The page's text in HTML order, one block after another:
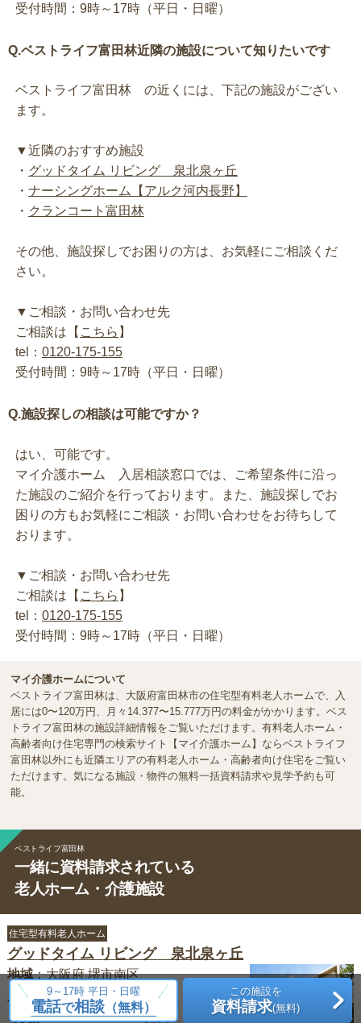
受付時間：9時～17時（平日・日曜）
Q.ベストライフ富田林近隣の施設について知りたいです
ベストライフ富田林 の近くには、下記の施設がござい
ます。
▼近隣のおすすめ施設
・ グッドタイム リビング 泉北泉ヶ丘
・ ナーシングホーム【アルク河内長野】
・ クランコート富田林
その他、施設探しでお困りの方は、お気軽にご相談くだ
さい。
▼ご相談・お問い合わせ先
ご相談は【 こちら 】
tel： 0120-175-155
受付時間：9時～17時（平日・日曜）
Q.施設探しの相談は可能ですか？
はい、可能です。
マイ介護ホーム 入居相談窓口では、ご希望条件に沿っ
た施設のご紹介を行っております。また、施設探しでお
困りの方もお気軽にご相談・お問い合わせをお待ちして
おります。
▼ご相談・お問い合わせ先
ご相談は【 こちら 】
tel： 0120-175-155
受付時間：9時～17時（平日・日曜）
マイ介護ホームについて
ベストライフ富田林は、大阪府富田林市の住宅型有料老人ホームで、入
居には0〜120万円、月々14.377〜15.777万円の料金がかかります。ベス
トライフ富田林の施設詳細情報をご覧いただけます。有料老人ホーム・
高齢者向け住宅専門の検索サイト【マイ介護ホーム】ならベストライフ
富田林以外にも近隣エリアの有料老人ホーム・高齢者向け住宅をご覧い
ただけます。気になる施設・物件の無料一括資料請求や見学予約も可
能。
ベストライフ富田林
一緒に資料請求されている
老人ホーム・介護施設
住宅型有料老人ホーム
グッドタイム リビング 泉北泉ヶ丘
地域：大阪府 堺市南区
入居時
116.4 ～1,212万円
月額 26.916～41.316万円
9～17時 平日・日曜
電話で相談（無料）
この施設を
資料請求(無料)